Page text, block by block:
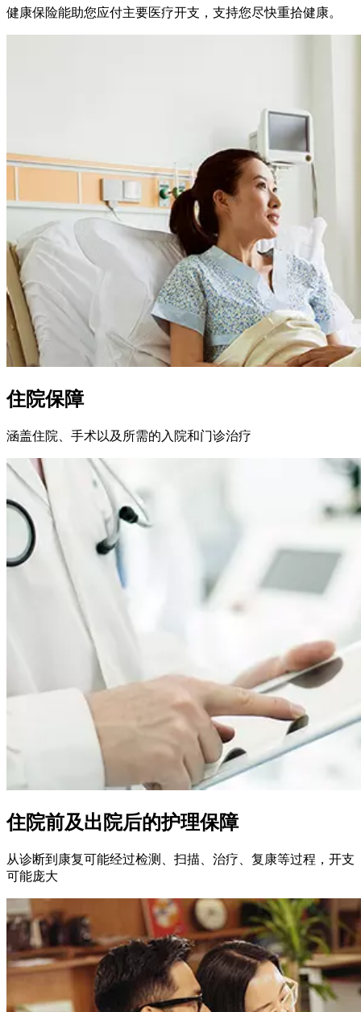
健康保险能助您应付主要医疗开支，支持您尽快重拾健康。
住院保障
涵盖住院、手术以及所需的入院和⻔诊治疗
住院前及出院后的护理保障
从诊断到康复可能经过检测、扫描、治疗、复康等过程，开支
可能庞大